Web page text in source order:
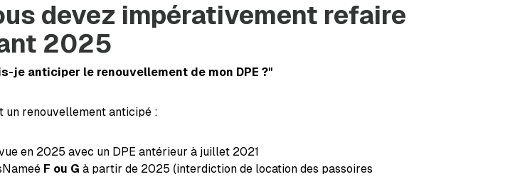
devez impérativement refaire
2025
je anticiper le renouvellement de mon DPE ?"
un renouvellement anticipé :
en 2025 avec un DPE antérieur à juillet 2021
F ou G à partir de 2025 (interdiction de location des passoires